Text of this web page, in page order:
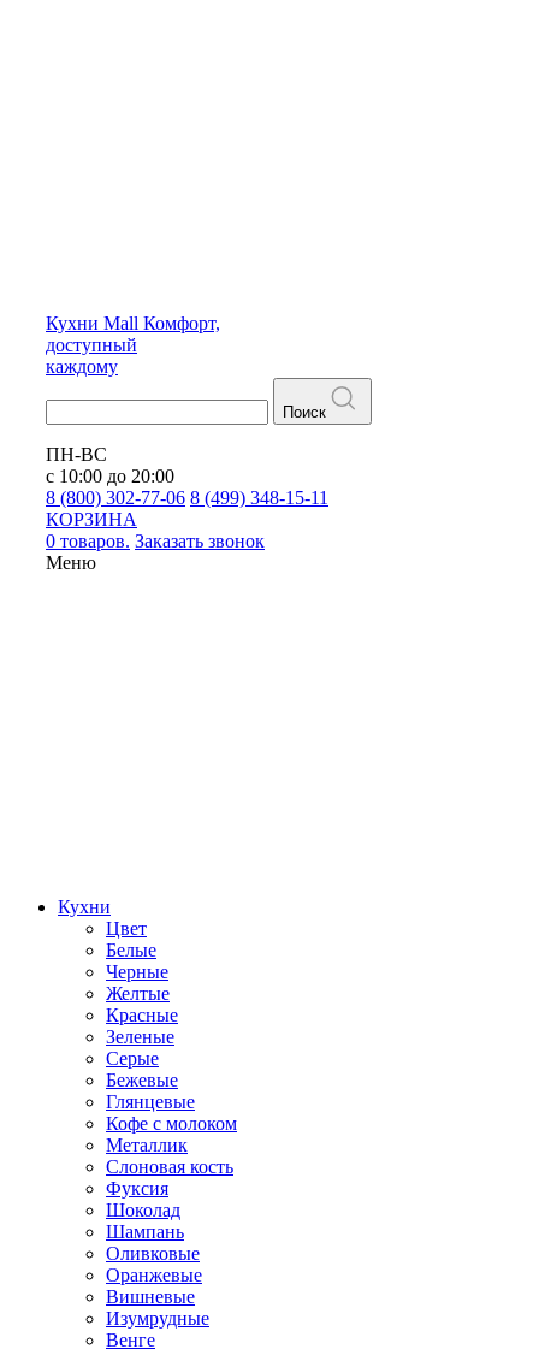
Кухни Mall Комфорт,
доступный
каждому
Поиск
ПН-ВС
с 10:00 до 20:00
8 (800) 302-77-06 8 (499) 348-15-11
КОРЗИНА
0 товаров. Заказать звонок
Меню
Кухни
Цвет
Белые
Черные
Желтые
Красные
Зеленые
Серые
Бежевые
Глянцевые
Кофе с молоком
Металлик
Слоновая кость
Фуксия
Шоколад
Шампань
Оливковые
Оранжевые
Вишневые
Изумрудные
Венге